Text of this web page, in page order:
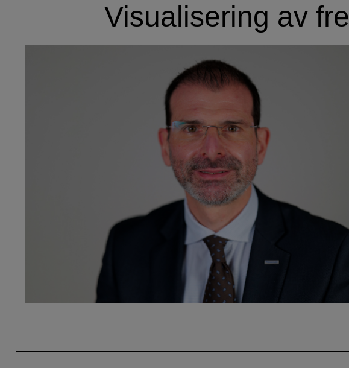
Visualisering av